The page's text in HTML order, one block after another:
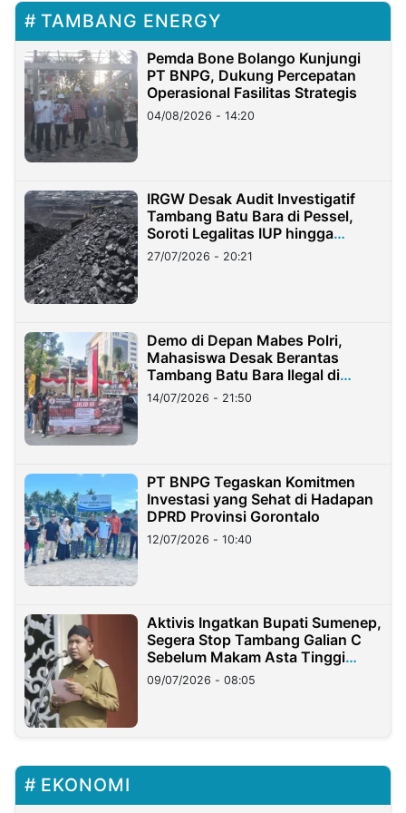
TAMBANG ENERGY
Pemda Bone Bolango Kunjungi
PT BNPG, Dukung Percepatan
Operasional Fasilitas Strategis
04/08/2026 - 14:20
IRGW Desak Audit Investigatif
Tambang Batu Bara di Pessel,
Soroti Legalitas IUP hingga
Stockpile
27/07/2026 - 20:21
Demo di Depan Mabes Polri,
Mahasiswa Desak Berantas
Tambang Batu Bara Ilegal di
Lampung
14/07/2026 - 21:50
PT BNPG Tegaskan Komitmen
Investasi yang Sehat di Hadapan
DPRD Provinsi Gorontalo
12/07/2026 - 10:40
Aktivis Ingatkan Bupati Sumenep,
Segera Stop Tambang Galian C
Sebelum Makam Asta Tinggi
Longsor
09/07/2026 - 08:05
EKONOMI